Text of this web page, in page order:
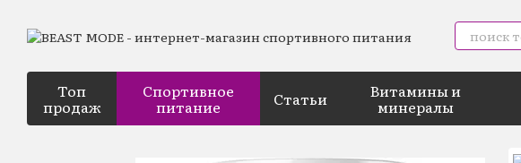
Топ
продаж
Спортивное
питание Статьи Витамины и
минералы